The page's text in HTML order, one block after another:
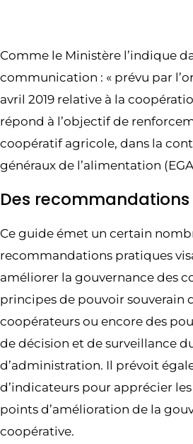
Comme le Ministère l’indique
communication : « prévu par
avril 2019 relative à la
répond à l’objectif de
coopératif agricole, dans la
généraux de l’alimentation
Des
Ce guide émet un certain
recommandations pratiques
améliorer la gouvernance des
principes de pouvoir souverain
coopérateurs ou encore des
de décision et de surveillance
d’administration. Il prévoit
d’indicateurs pour apprécier
points d’amélioration de la
coopérative.